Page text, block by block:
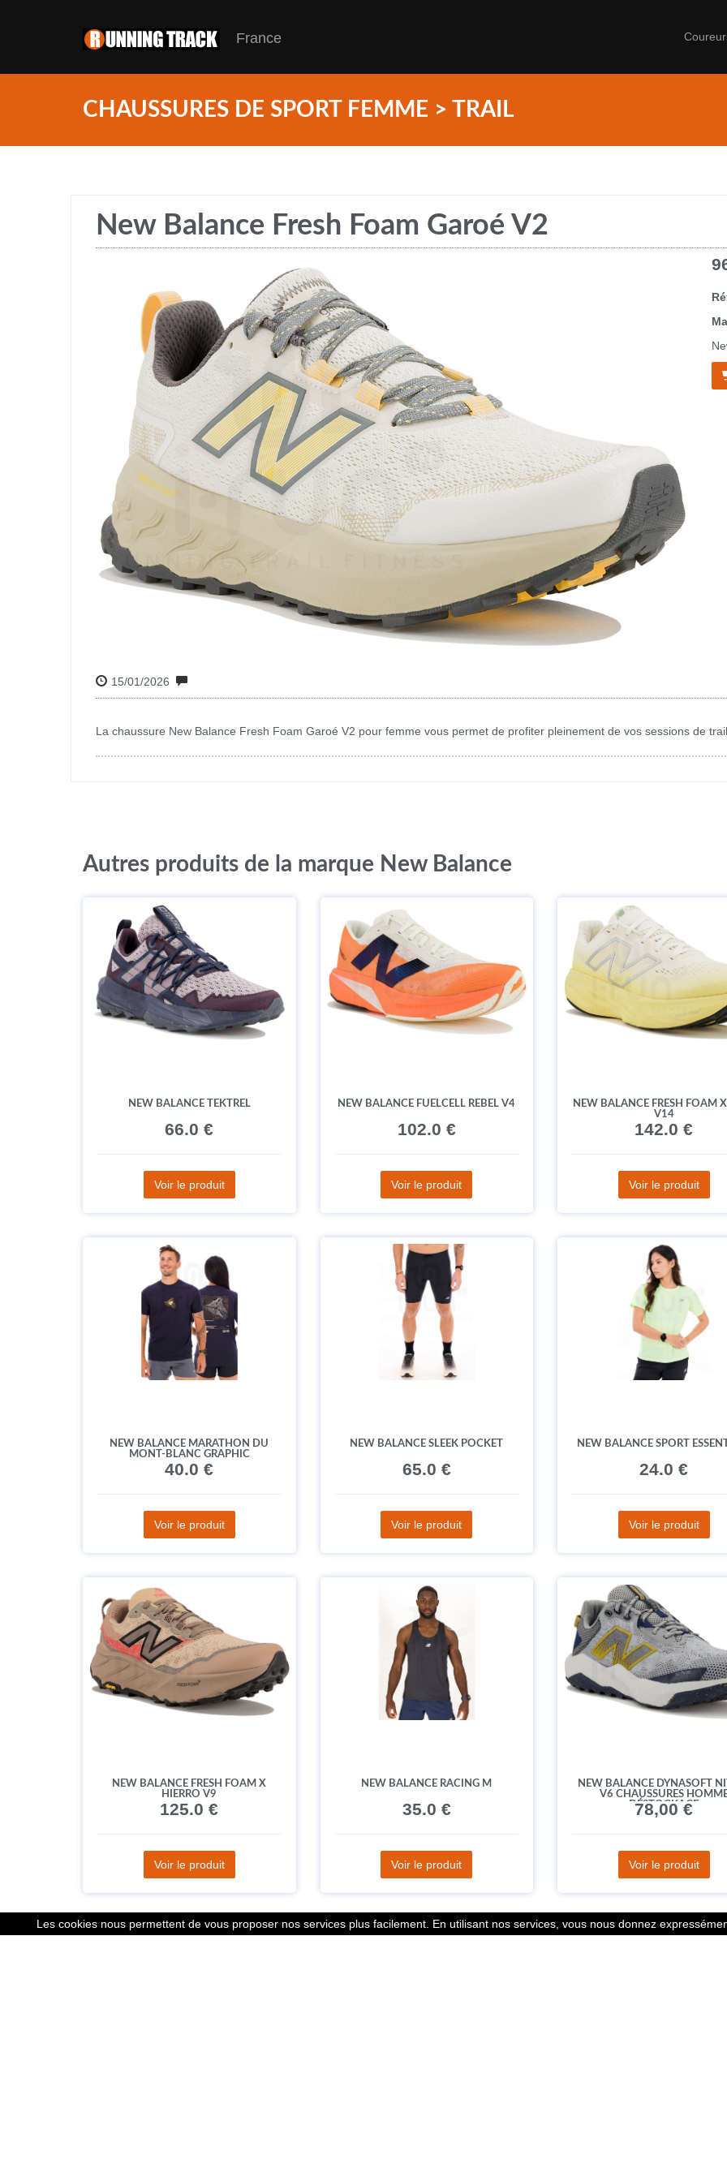
France
CHAUSSURES DE SPORT FEMME > TRAIL
New Balance Fresh Foam Garoé V2
15/01/2026
La chaussure New Balance Fresh Foam Garoé V2 pour femme vous permet de profiter pleinement de vos sessions de
Autres produits de la marque New Balance
NEW BALANCE TEKTREL
66.0 €
Voir le produit
NEW BALANCE FUELCELL REBEL V4
102.0 €
Voir le produit
NEW BALANCE FRESH FOAM
V14
142.0 €
Voir le produit
NEW BALANCE MARATHON DU
MONT-BLANC GRAPHIC
40.0 €
Voir le produit
NEW BALANCE SLEEK POCKET
65.0 €
Voir le produit
NEW BALANCE SPORT
24.0 €
Voir le produit
NEW BALANCE FRESH FOAM X
HIERRO V9
125.0 €
Voir le produit
NEW BALANCE RACING M
35.0 €
Voir le produit
NEW BALANCE DYNASOFT
V6 CHAUSSURES
DÉSTOCKAGE
78,00 €
Voir le produit
Les cookies nous permettent de vous proposer nos services plus facilement. En utilisant nos services, vous nous donnez